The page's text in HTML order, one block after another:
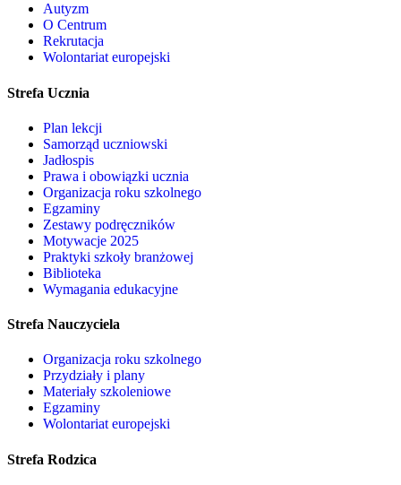
Autyzm
O Centrum
Rekrutacja
Wolontariat europejski
Strefa Ucznia
Plan lekcji
Samorząd uczniowski
Jadłospis
Prawa i obowiązki ucznia
Organizacja roku szkolnego
Egzaminy
Zestawy podręczników
Motywacje 2025
Praktyki szkoły branżowej
Biblioteka
Wymagania edukacyjne
Strefa Nauczyciela
Organizacja roku szkolnego
Przydziały i plany
Materiały szkoleniowe
Egzaminy
Wolontariat europejski
Strefa Rodzica